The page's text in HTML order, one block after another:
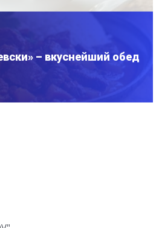
– вкуснейший обед